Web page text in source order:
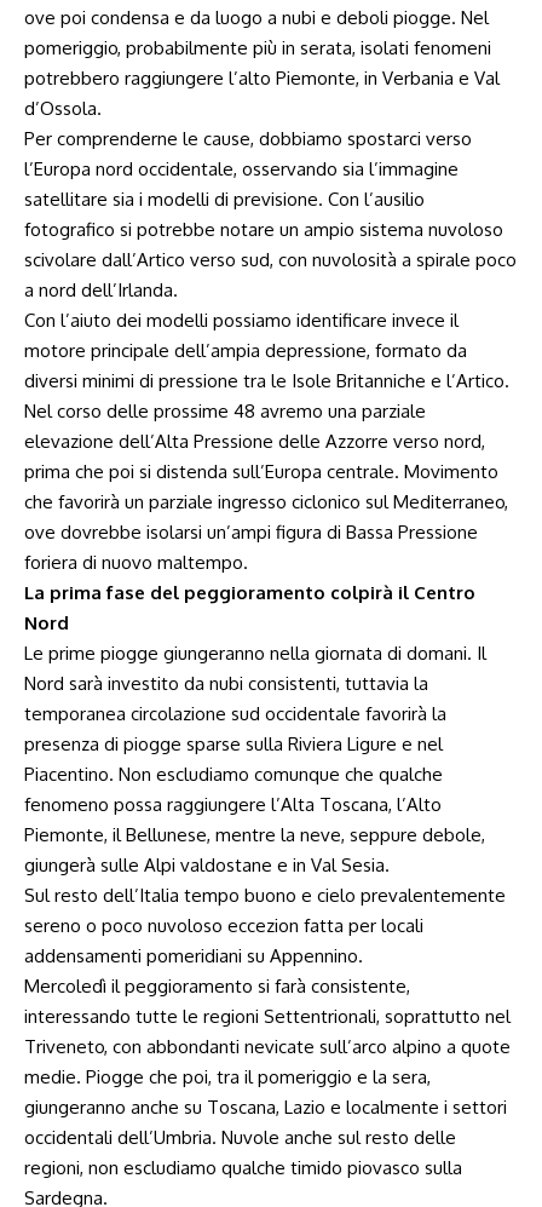
ove poi condensa e da luogo a nubi e deboli piogge. Nel
pomeriggio, probabilmente più in serata, isolati fenomeni
potrebbero raggiungere l’alto Piemonte, in Verbania e Val
d’Ossola.
Per comprenderne le cause, dobbiamo spostarci verso
l’Europa nord occidentale, osservando sia l’immagine
satellitare sia i modelli di previsione. Con l’ausilio
fotografico si potrebbe notare un ampio sistema nuvoloso
scivolare dall’Artico verso sud, con nuvolosità a spirale poco
a nord dell’Irlanda.
Con l’aiuto dei modelli possiamo identificare invece il
motore principale dell’ampia depressione, formato da
diversi minimi di pressione tra le Isole Britanniche e l’Artico.
Nel corso delle prossime 48 avremo una parziale
elevazione dell’Alta Pressione delle Azzorre verso nord,
prima che poi si distenda sull’Europa centrale. Movimento
che favorirà un parziale ingresso ciclonico sul Mediterraneo,
ove dovrebbe isolarsi un’ampi figura di Bassa Pressione
foriera di nuovo maltempo.
La prima fase del peggioramento colpirà il Centro
Nord
Le prime piogge giungeranno nella giornata di domani. Il
Nord sarà investito da nubi consistenti, tuttavia la
temporanea circolazione sud occidentale favorirà la
presenza di piogge sparse sulla Riviera Ligure e nel
Piacentino. Non escludiamo comunque che qualche
fenomeno possa raggiungere l’Alta Toscana, l’Alto
Piemonte, il Bellunese, mentre la neve, seppure debole,
giungerà sulle Alpi valdostane e in Val Sesia.
Sul resto dell’Italia tempo buono e cielo prevalentemente
sereno o poco nuvoloso eccezion fatta per locali
addensamenti pomeridiani su Appennino.
Mercoledì il peggioramento si farà consistente,
interessando tutte le regioni Settentrionali, soprattutto nel
Triveneto, con abbondanti nevicate sull’arco alpino a quote
medie. Piogge che poi, tra il pomeriggio e la sera,
giungeranno anche su Toscana, Lazio e localmente i settori
occidentali dell’Umbria. Nuvole anche sul resto delle
regioni, non escludiamo qualche timido piovasco sulla
Sardegna.